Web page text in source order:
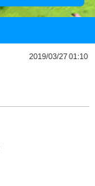
2019/03/27 01:10